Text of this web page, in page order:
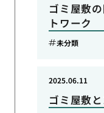
ゴミ屋敷
トワーク
未分類
ゴミ屋敷
2025.06.11